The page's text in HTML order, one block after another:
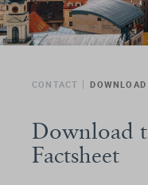
CONTACT
Download
Factsheet